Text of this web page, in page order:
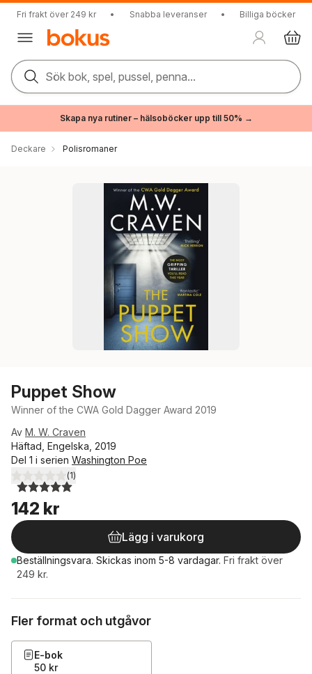
Fri frakt över 249 kr • Snabba leveranser • Billiga böcker
Sök bok, spel, pussel, penna...
Skapa nya rutiner – hälsoböcker upp till 50% →
Deckare Polisromaner
Puppet Show
Winner of the CWA Gold Dagger Award 2019
Av M. W. Craven
Häftad, Engelska, 2019
Del 1 i serien Washington Poe
5,0utav 5 stjärnor. Totalt antal röster:
(1)
142 kr
Lägg i varukorg
Beställningsvara. Skickas inom 5-8 vardagar. Fri frakt över
249 kr.
Fler format och utgåvor
E-bok
50 kr